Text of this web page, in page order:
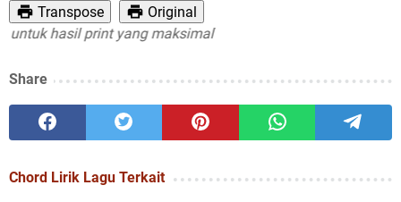
Transpose
Original
hasil print yang maksimal
Share
Chord Lirik Lagu Terkait